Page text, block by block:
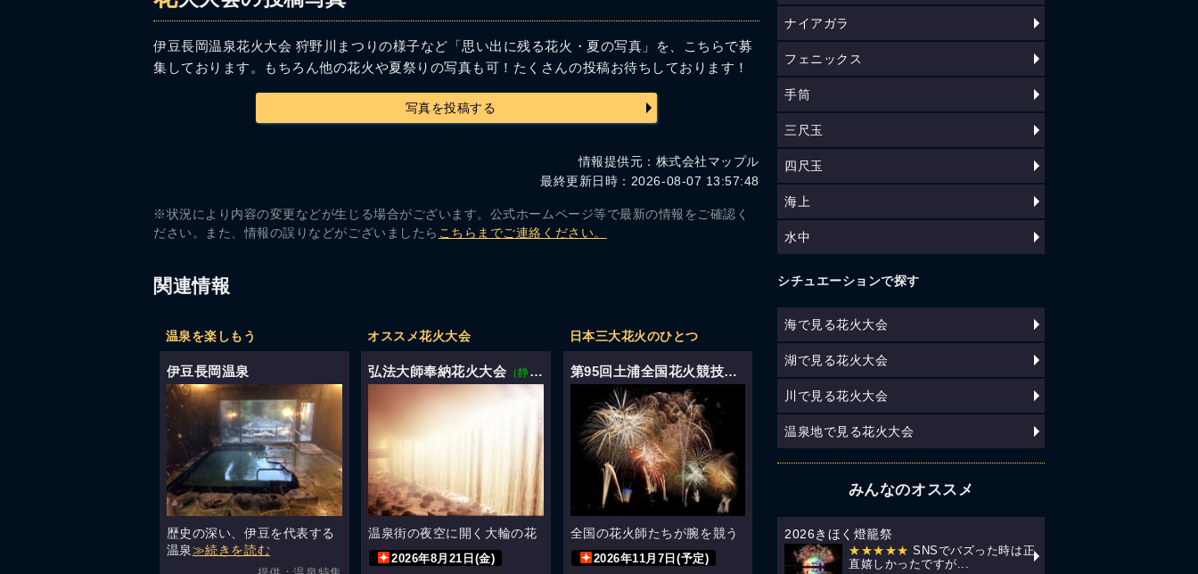
伊豆長岡温泉花火大会 狩野川まつりの様子など「思い出に残る花火・夏の写真」を、こちらで募
集しております。もちろん他の花火や夏祭りの写真も可！たくさんの投稿お待ちしております！
写真を投稿する
情報提供元：株式会社マップル
最終更新日時：2026-08-07 13:57:48
※状況により内容の変更などが生じる場合がございます。公式ホームページ等で最新の情報をご確認く
ださい。また、情報の誤りなどがございましたら こちらまでご連絡ください。
関連情報
温泉を楽しもう
伊豆長岡温泉
歴史の深い、伊豆を代表する
温泉≫続きを読む
オススメ花火大会
弘法大師奉納花火大会 （静岡）
温泉街の夜空に開く大輪の花
2026年8月21日(金)
日本三大花火のひとつ
第95回土浦全国花火競技大会
全国の花火師たちが腕を競う
2026年11月7日(予定)
ナイアガラ
フェニックス
手筒
三尺玉
四尺玉
海上
水中
シチュエーションで探す
海で見る花火大会
湖で見る花火大会
川で見る花火大会
温泉地で見る花火大会
みんなのオススメ
2026きほく燈籠祭
★★★★★ SNSでバズった時は正
直嬉しかったですが...